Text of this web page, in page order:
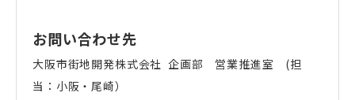
お問い合わせ先
大阪市街地開発株式会社 企画部 営業推進室 (担
当：小阪・尾崎）